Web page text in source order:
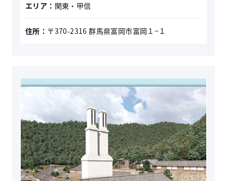
エリア： 関東・甲信
住所： 〒370-2316 群馬県富岡市富岡１−１